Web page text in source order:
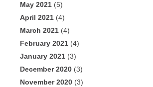
May 2021 (5)
April 2021 (4)
March 2021 (4)
February 2021 (4)
January 2021 (3)
December 2020 (3)
November 2020 (3)